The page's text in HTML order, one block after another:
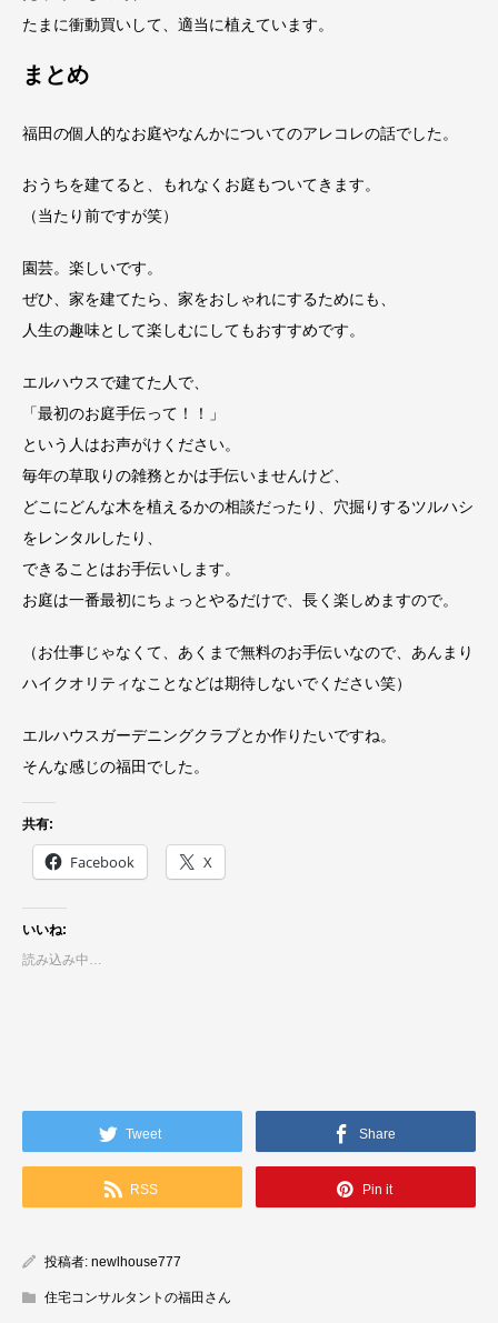
たまに衝動買いして、適当に植えています。
まとめ
福田の個人的なお庭やなんかについてのアレコレの話でした。
おうちを建てると、もれなくお庭もついてきます。
（当たり前ですが笑）
園芸。楽しいです。
ぜひ、家を建てたら、家をおしゃれにするためにも、
人生の趣味として楽しむにしてもおすすめです。
エルハウスで建てた人で、
「最初のお庭手伝って！！」
という人はお声がけください。
毎年の草取りの雑務とかは手伝いませんけど、
どこにどんな木を植えるかの相談だったり、穴掘りするツルハシ
をレンタルしたり、
できることはお手伝いします。
お庭は一番最初にちょっとやるだけで、長く楽しめますので。
（お仕事じゃなくて、あくまで無料のお手伝いなので、あんまり
ハイクオリティなことなどは期待しないでください笑）
エルハウスガーデニングクラブとか作りたいですね。
そんな感じの福田でした。
共有:
Facebook X
いいね:
読み込み中…
Tweet Share
RSS Pin it
投稿者: newlhouse777
住宅コンサルタントの福田さん